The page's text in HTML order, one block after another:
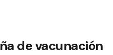
de vacunación